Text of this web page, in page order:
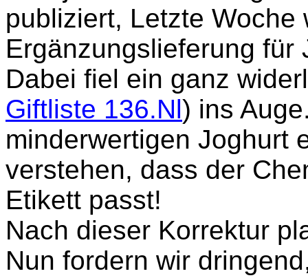
publiziert, Letzte Woche
Ergänzungslieferung für
Dabei fiel ein ganz
Giftliste 136.Nl) ins
minderwertigen Joghurt
verstehen, dass der
Etikett passt!
Nach dieser Korrektur
Nun fordern wir